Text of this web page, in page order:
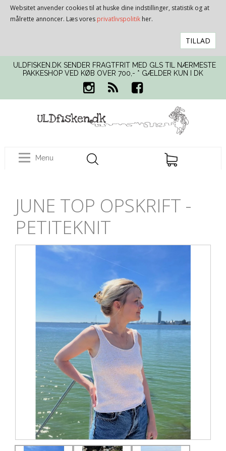
Websitet anvender cookies til at huske dine indstillinger, statistik og at
målrette annoncer. Læs vores privatlivspolitik her.
TILLAD
ULDFISKEN.DK SENDER FRAGTFRIT MED GLS TIL NÆRMESTE
PAKKESHOP VED KØB OVER 700,- * GÆLDER KUN I DK
Menu
JUNE TOP OPSKRIFT -
PETITEKNIT